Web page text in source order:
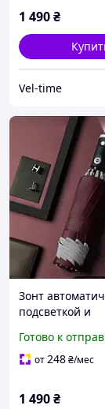
1 490₴
Vel-time
Зонт
подсветкой и
полосой 105 см
Готово к
от248₴/мес
1 490₴